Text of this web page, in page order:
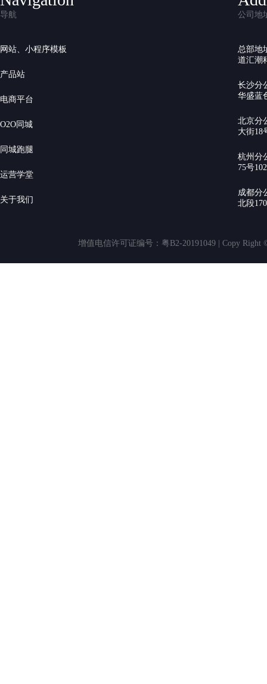
导航
网站、小程序模板
产品站
电商平台
O2O同城
同城跑腿
运营学堂
关于我们
公司地
总部地
道汇潮
长沙分
华盛蓝
北京分
大街18
杭州分
75号
成都分
北段
增值电信许可证编号：粤B2-20191049 | Copy